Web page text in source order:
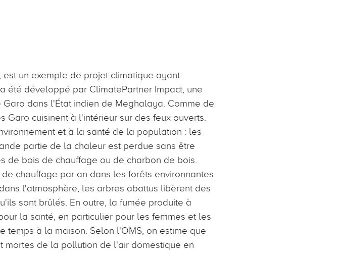
un exemple de projet climatique ayant
été développé par ClimatePartner Impact, une
dans l'État indien de Meghalaya. Comme de
Garo cuisinent à l'intérieur sur des feux ouverts.
et à la santé de la population : les
partie de la chaleur est perdue sans être
de bois de chauffage ou de charbon de bois.
chauffage par an dans les forêts environnantes.
l'atmosphère, les arbres abattus libèrent des
sont brûlés. En outre, la fumée produite à
la santé, en particulier pour les femmes et les
temps à la maison. Selon l'OMS, on estime que
mortes de la pollution de l'air domestique en